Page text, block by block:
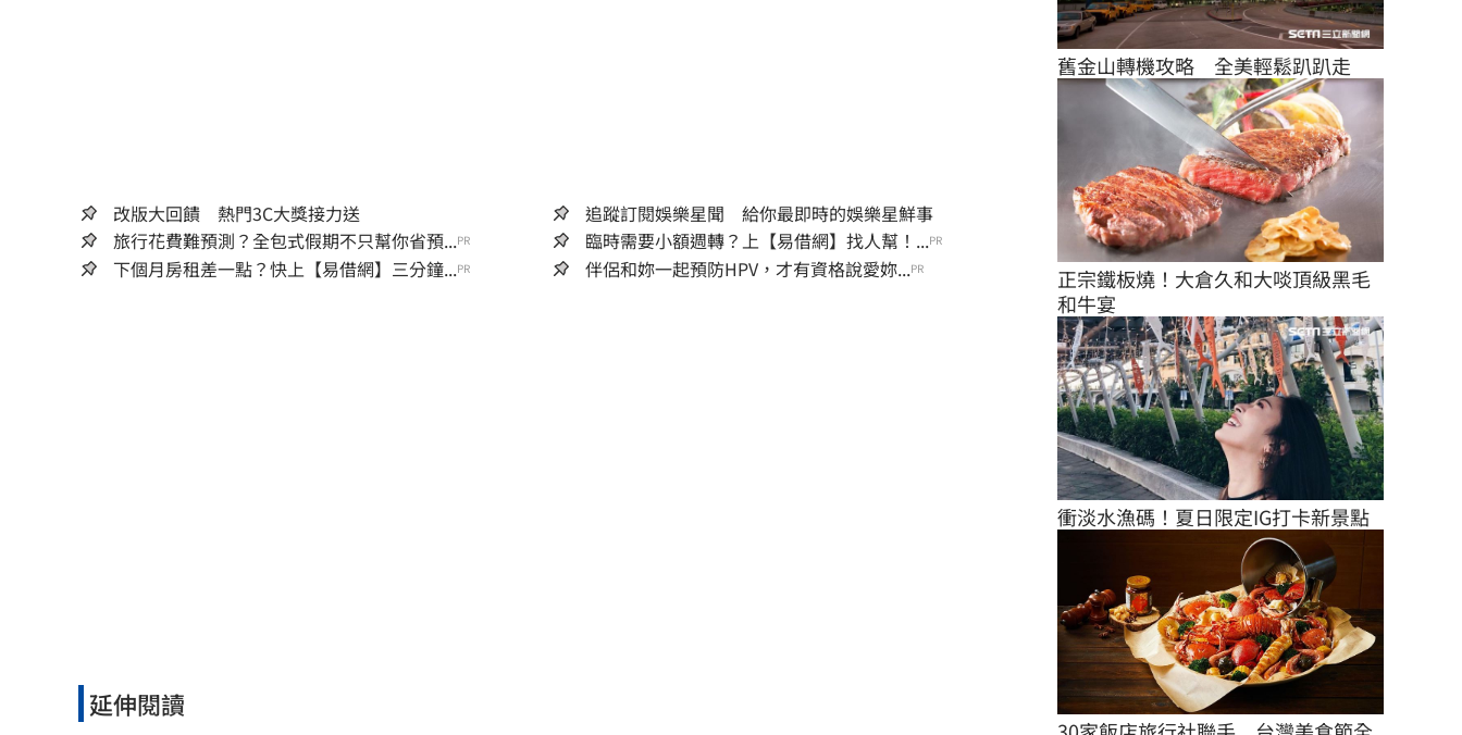
改版大回饋 熱門3C大獎接力送
追蹤訂閱娛樂星聞 給你最即時的娛樂星鮮事
旅行花費難預測？全包式假期不只幫你省預...PR 臨時需要小額週轉？上【易借網】找人幫！...PR
下個月房租差一點？快上【易借網】三分鐘...PR 伴侶和妳一起預防HPV，才有資格說愛妳...PR
延伸閱讀
舊金山轉機攻略　全美輕鬆趴趴走
正宗鐵板燒！大倉久和大啖頂級黑毛
和牛宴
衝淡水漁碼！夏日限定IG打卡新景點